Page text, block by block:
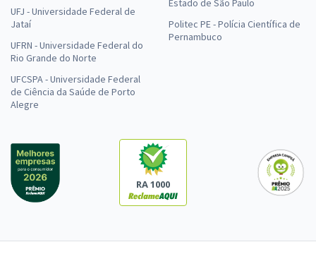
UFJ - Universidade Federal de
Jataí
UFRN - Universidade Federal do
Rio Grande do Norte
UFCSPA - Universidade Federal
de Ciência da Saúde de Porto
Alegre
Estado de São Paulo
Politec PE - Polícia Científica de
Pernambuco
RA 1000